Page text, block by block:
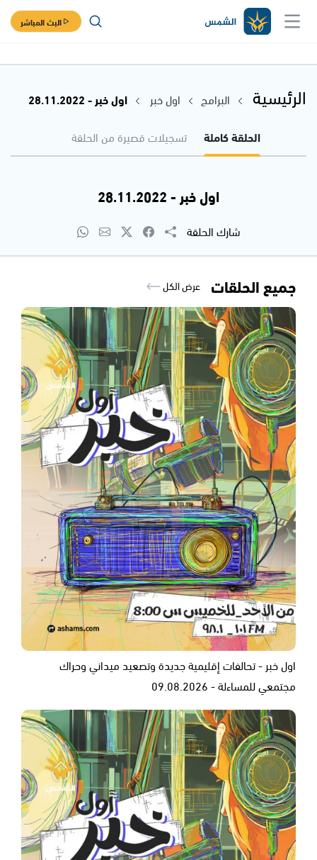
البث المباشر
الرئيسية البرامج اول خبر
اول خبر - 28.11.2022
الحلقة كاملة
تسجيلات قصيرة من الحلقة
اول خبر - 28.11.2022
شارك الحلقة
جميع الحلقات عرض الكل
اول خبر - تحالفات إقليمية جديدة وتصعيد ميداني وحراك
مجتمعي للمساءلة - 09.08.2026